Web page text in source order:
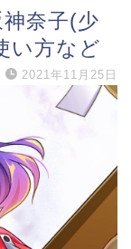
神奈子(少
い方など
2021年11月25日